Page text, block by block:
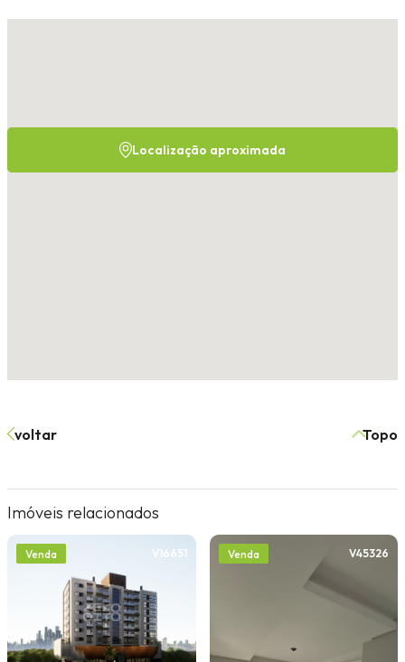
Localização aproximada
voltar Topo
Imóveis relacionados
Venda V16651 Venda V45326